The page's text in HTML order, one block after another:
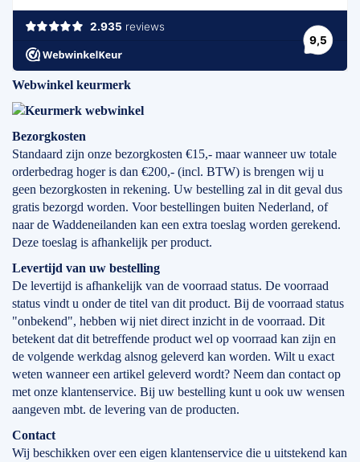
Webwinkel keurmerk
Bezorgkosten
Standaard zijn onze bezorgkosten €15,- maar wanneer uw totale
orderbedrag hoger is dan €200,- (incl. BTW) is brengen wij u
geen bezorgkosten in rekening. Uw bestelling zal in dit geval dus
gratis bezorgd worden. Voor bestellingen buiten Nederland, of
naar de Waddeneilanden kan een extra toeslag worden gerekend.
Deze toeslag is afhankelijk per product.
Levertijd van uw bestelling
De levertijd is afhankelijk van de voorraad status. De voorraad
status vindt u onder de titel van dit product. Bij de voorraad status
"onbekend", hebben wij niet direct inzicht in de voorraad. Dit
betekent dat dit betreffende product wel op voorraad kan zijn en
de volgende werkdag alsnog geleverd kan worden. Wilt u exact
weten wanneer een artikel geleverd wordt? Neem dan contact op
met onze klantenservice. Bij uw bestelling kunt u ook uw wensen
aangeven mbt. de levering van de producten.
Contact
Wij beschikken over een eigen klantenservice die u uitstekend kan